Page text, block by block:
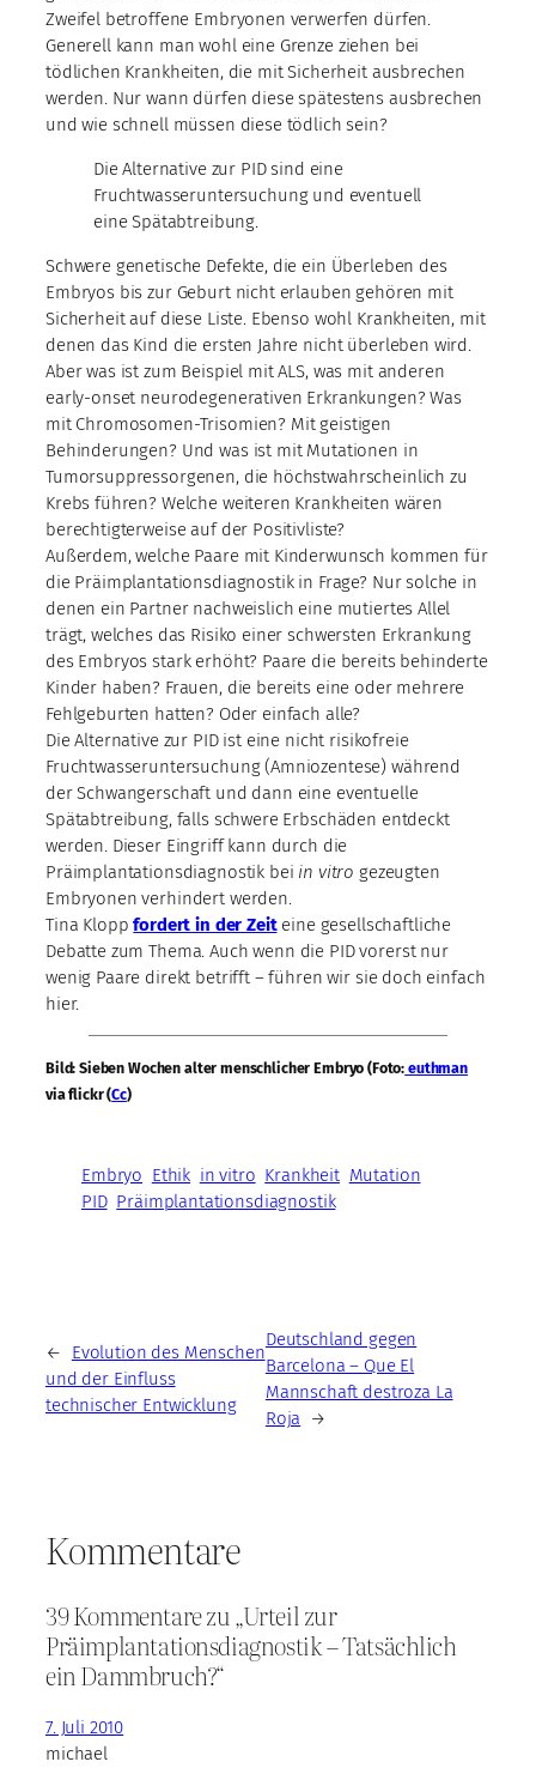
Zweifel betroffene Embryonen verwerfen dürfen.
Generell kann man wohl eine Grenze ziehen bei
tödlichen Krankheiten, die mit Sicherheit ausbrechen
werden. Nur wann dürfen diese spätestens ausbrechen
und wie schnell müssen diese tödlich sein?
Die Alternative zur PID sind eine
Fruchtwasseruntersuchung und eventuell
eine Spätabtreibung.
Schwere genetische Defekte, die ein Überleben des
Embryos bis zur Geburt nicht erlauben gehören mit
Sicherheit auf diese Liste. Ebenso wohl Krankheiten, mit
denen das Kind die ersten Jahre nicht überleben wird.
Aber was ist zum Beispiel mit ALS, was mit anderen
early-onset neurodegenerativen Erkrankungen? Was
mit Chromosomen-Trisomien? Mit geistigen
Behinderungen? Und was ist mit Mutationen in
Tumorsuppressorgenen, die höchstwahrscheinlich zu
Krebs führen? Welche weiteren Krankheiten wären
berechtigterweise auf der Positivliste?
Außerdem, welche Paare mit Kinderwunsch kommen für
die Präimplantationsdiagnostik in Frage? Nur solche in
denen ein Partner nachweislich eine mutiertes Allel
trägt, welches das Risiko einer schwersten Erkrankung
des Embryos stark erhöht? Paare die bereits behinderte
Kinder haben? Frauen, die bereits eine oder mehrere
Fehlgeburten hatten? Oder einfach alle?
Die Alternative zur PID ist eine nicht risikofreie
Fruchtwasseruntersuchung (Amniozentese) während
der Schwangerschaft und dann eine eventuelle
Spätabtreibung, falls schwere Erbschäden entdeckt
werden. Dieser Eingriff kann durch die
Präimplantationsdiagnostik bei in vitro gezeugten
Embryonen verhindert werden.
Tina Kloppfordert in der Zeiteine gesellschaftliche
Debatte zum Thema. Auch wenn die PID vorerst nur
wenig Paare direkt betrifft – führen wir sie doch einfach
hier.
Bild: Sieben Wochen alter menschlicher Embryo (Foto: euthman
via flickr (Cc)
Embryo Ethik in vitro Krankheit Mutation
PID Präimplantationsdiagnostik
←
Evolution des Menschen
und der Einfluss
technischer Entwicklung
Deutschland gegen
Barcelona – Que El
Mannschaft destroza La
Roja
→
Kommentare
39 Kommentare zu „Urteil zur
Präimplantationsdiagnostik – Tatsächlich
ein Dammbruch?“
7. Juli 2010
michael